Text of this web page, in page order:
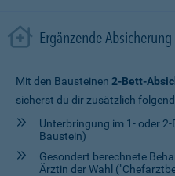
Ergänzende
Mit den Bausteinen 2-Bett-
sicherst du dir zusätzlich
Unterbringung im 1- oder
Baustein)
Gesondert berechnete
Ärztin der Wahl